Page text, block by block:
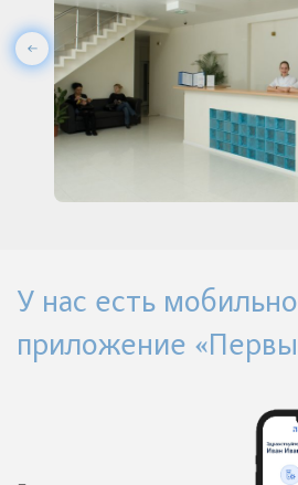
У нас есть
приложение